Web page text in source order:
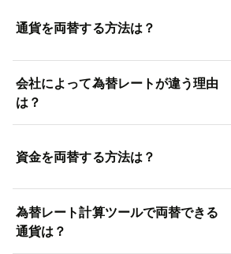
通貨を両替する方法は？
会社によって為替レートが違う理由
は？
資金を両替する方法は？
為替レート計算ツールで両替できる
通貨は？